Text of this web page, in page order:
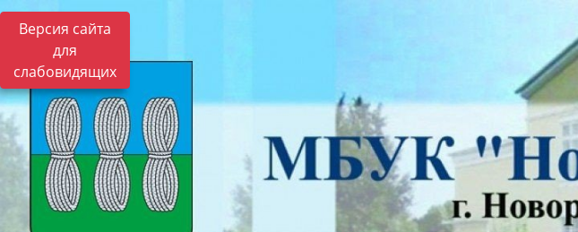
Версия сайта
для
слабовидящих